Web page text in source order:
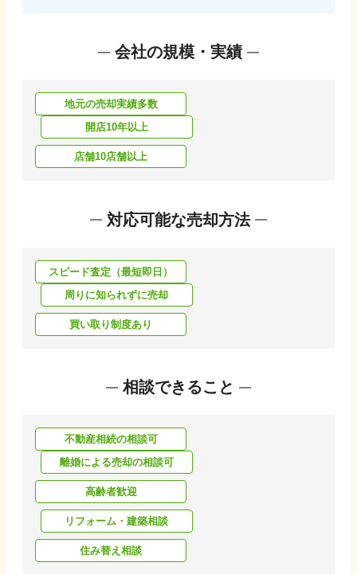
会社の規模・実績
地元の売却実績多数
開店10年以上
店舗10店舗以上
対応可能な売却方法
スピード査定（最短即日）
周りに知られずに売却
買い取り制度あり
相談できること
不動産相続の相談可
離婚による売却の相談可
高齢者歓迎
リフォーム・建築相談
住み替え相談